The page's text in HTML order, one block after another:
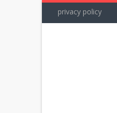
privacy policy